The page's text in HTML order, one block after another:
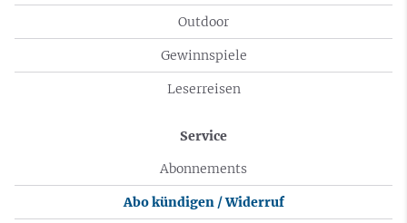
Outdoor
Gewinnspiele
Leserreisen
Service
Abonnements
Abo kündigen / Widerruf